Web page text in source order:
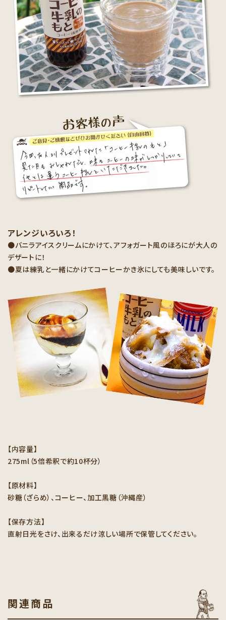
アレンジいろいろ！
●バニラアイスクリームにかけて、アフォガート風のほろにが大人の
デザートに！
●夏は練乳と一緒にかけてコーヒーかき氷にしても美味しいです。
【内容量】
275ml（5倍希釈で約10杯分）
【原材料】
砂糖（ざらめ）、コーヒー、加工黒糖（沖縄産）
【保存方法】
直射日光をさけ、出来るだけ涼しい場所で保管してください。
関連商品